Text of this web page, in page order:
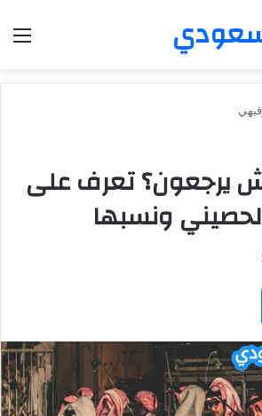
يرجعون؟ تعرف على
ونسبها
لينكدإن